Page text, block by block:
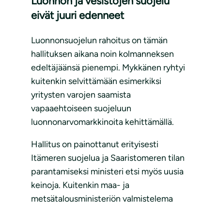
eivät juuri edenneet
Luonnonsuojelun rahoitus on tämän
hallituksen aikana noin kolmanneksen
edeltäjäänsä pienempi. Mykkänen ryhtyi
kuitenkin selvittämään esimerkiksi
yritysten varojen saamista
vapaaehtoiseen suojeluun
luonnonarvomarkkinoita kehittämällä.
Hallitus on painottanut erityisesti
Itämeren suojelua ja Saaristomeren tilan
parantamiseksi ministeri etsi myös uusia
keinoja. Kuitenkin maa- ja
metsätalousministeriön valmistelema